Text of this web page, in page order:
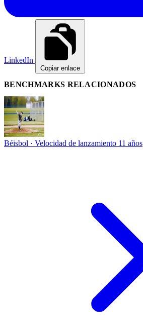
LinkedIn
Copiar enlace
BENCHMARKS RELACIONADOS
Béisbol · Velocidad de lanzamiento 11 años